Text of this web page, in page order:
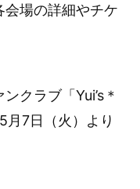
場の詳細やチケ
クラブ「Yui’s＊
7日（火）より